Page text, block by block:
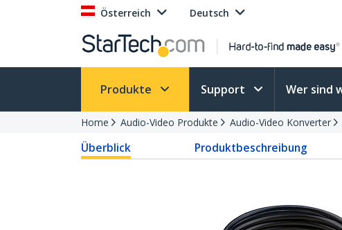
Österreich Deutsch
Produkte Support Wer sind
Home Audio-Video Produkte Audio-Video Konverter
Überblick Produktbeschreibung